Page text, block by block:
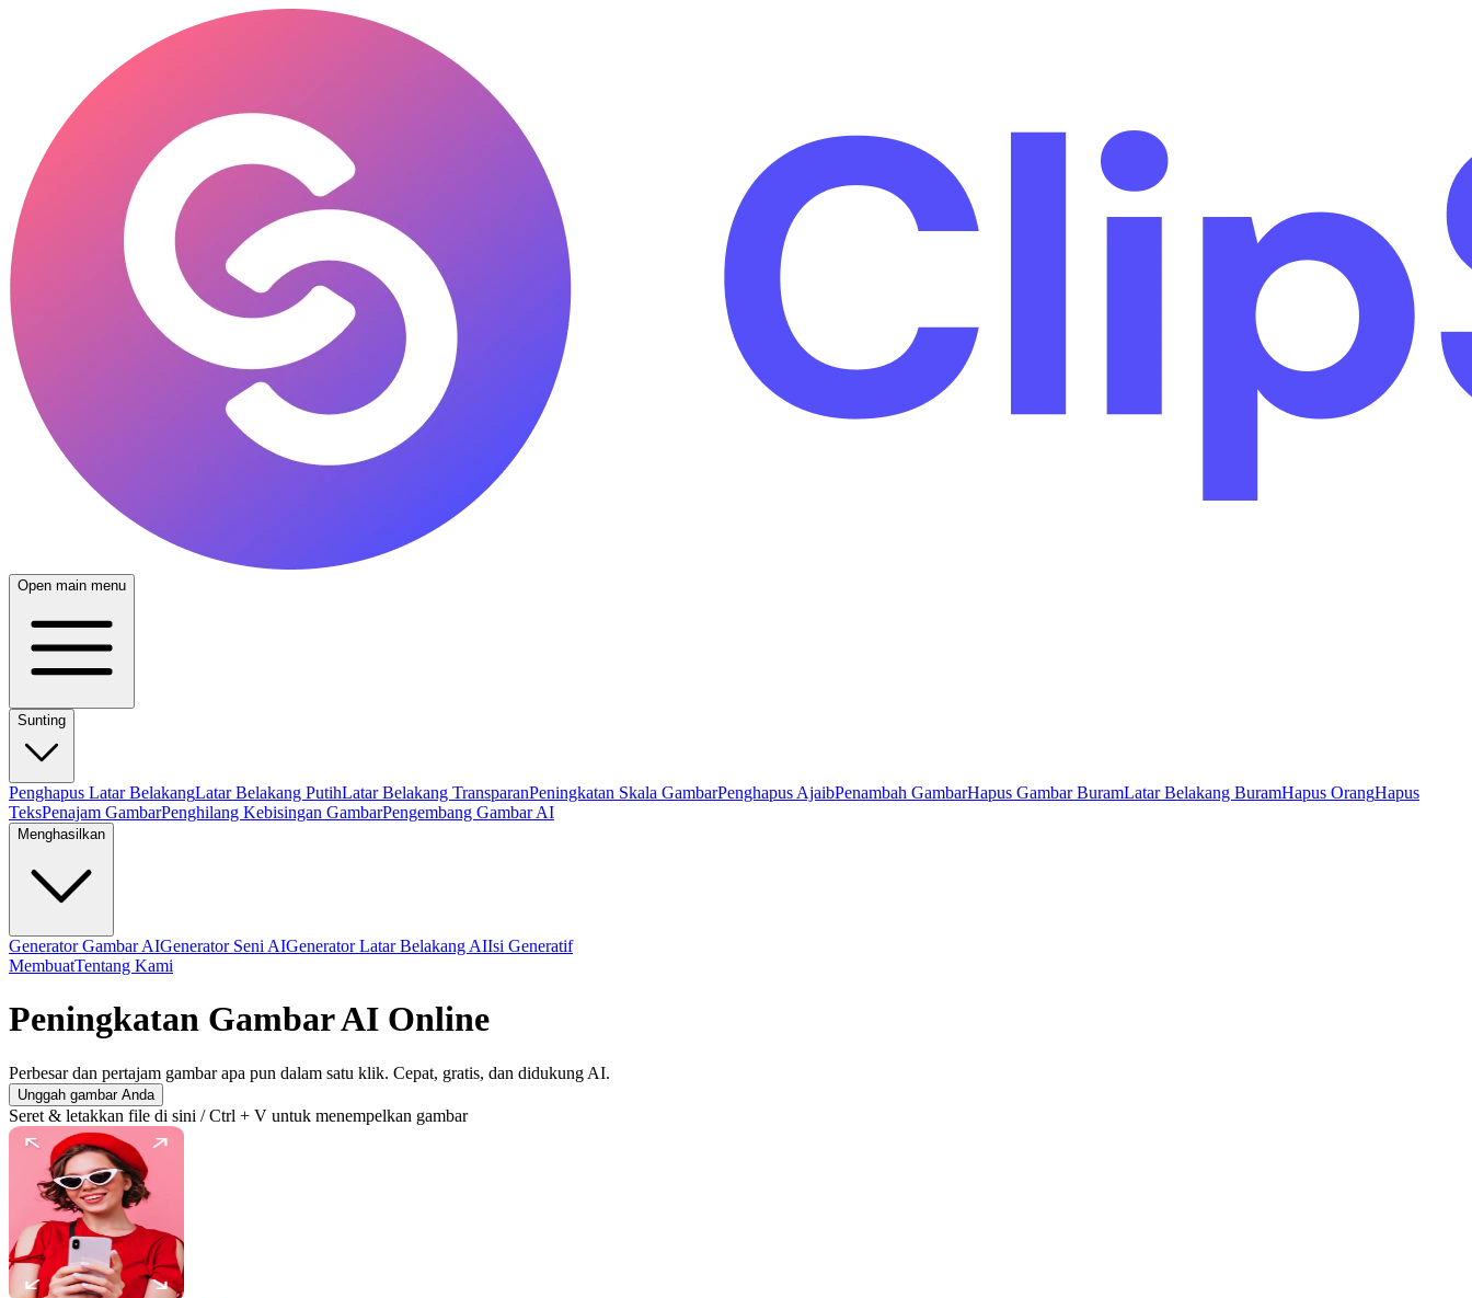
Open main menu
Sunting
Penghapus Latar BelakangLatar Belakang PutihLatar Belakang TransparanPeningkatan Skala GambarPenghapus AjaibPenambah GambarHapus Gambar BuramLatar Belakang BuramHapus OrangHapus
TeksPenajam GambarPenghilang Kebisingan GambarPengembang Gambar AI
Menghasilkan
Generator Gambar AIGenerator Seni AIGenerator Latar Belakang AIIsi Generatif
MembuatTentang Kami
Peningkatan Gambar AI Online
Perbesar dan pertajam gambar apa pun dalam satu klik. Cepat, gratis, dan didukung AI.
Unggah gambar Anda
Seret & letakkan file di sini / Ctrl + V untuk menempelkan gambar